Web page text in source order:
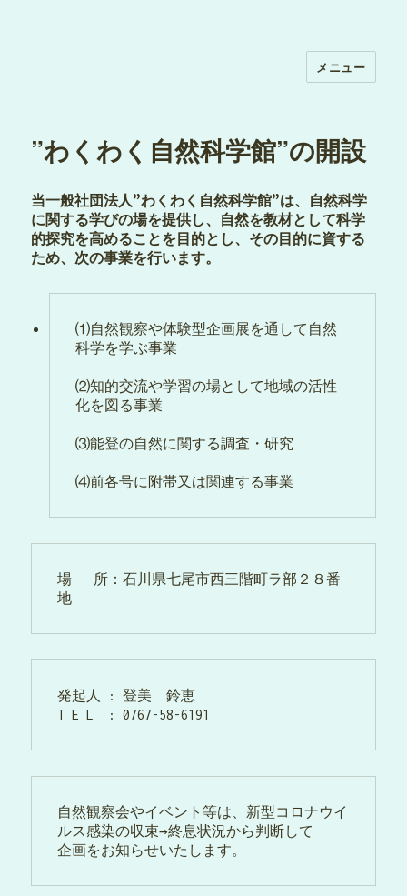
メニュー
”わくわく自然科学館”の開設
当一般社団法人”わくわく自然科学館”は、自然科学
に関する学びの場を提供し、自然を教材として科学
的探究を高めることを目的とし、その目的に資する
ため、次の事業を行います。
⑴自然観察や体験型企画展を通して自然
科学を学ぶ事業
⑵知的交流や学習の場として地域の活性
化を図る事業
⑶能登の自然に関する調査・研究
⑷前各号に附帯又は関連する事業
場   所：石川県七尾市西三階町ラ部２８番
地
発起人 : 登美　鈴恵
T E L  : 0767-58-6191
自然観察会やイベント等は、新型コロナウイ
ルス感染の収束→終息状況から判断して
企画をお知らせいたします。